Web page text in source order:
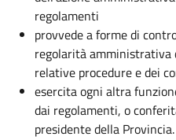
regolamenti
provvede a forme di
regolarità
relative procedure e dei
esercita ogni altra
dai regolamenti, o
presidente della Provincia.